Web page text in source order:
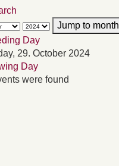
Jump to month
Day
29. October 2024
Day
were found